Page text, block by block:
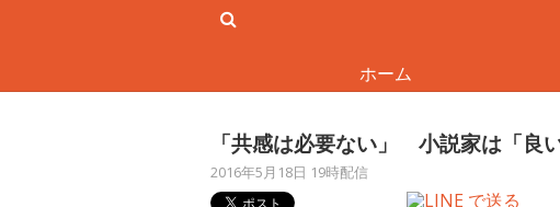
ホーム
「共感は必要ない」 小説家は「良
2016年5月18日 19時配信